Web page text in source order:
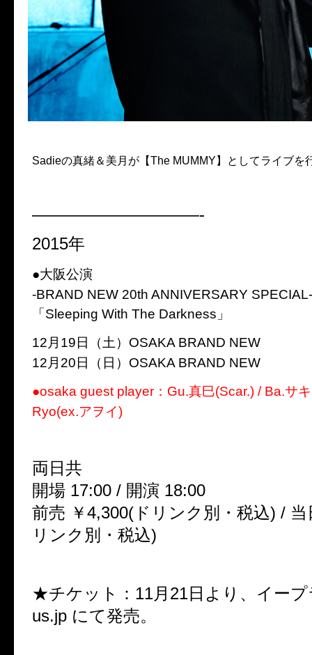
Sadieの真緒＆美月が【The MUMMY】としてライブを
——————————-
2015年
●大阪公演
-BRAND NEW 20th ANNIVERSARY SPECIAL-
「Sleeping With The Darkness」
12月19日（土）OSAKA BRAND NEW
12月20日（日）OSAKA BRAND NEW
●osaka guest player：Gu.真巳(Scar.) / Ba.サ
Ryo(ex.アヲイ)
両日共
開場 17:00 / 開演 18:00
前売 ￥4,300(ドリンク別・税込) /
リンク別・税込)
★チケット：11月21日より、イープ
us.jp にて発売。